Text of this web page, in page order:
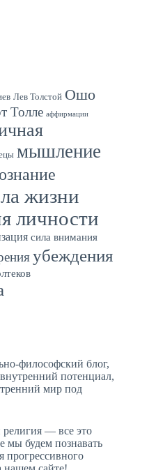
Лев Толстой Ошо
Толле аффирмации
мышление
жизни
личности
сила внимания
убеждения
философский блог,
потенциал,
мир под
— все это
мы будем познавать
прогрессивного